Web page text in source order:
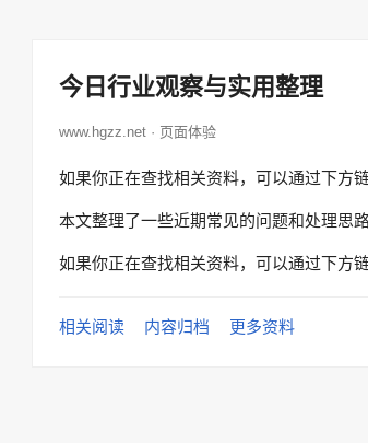
今日行业观察与实用整理
www.hgzz.net · 页面体验
如果你正在查找相关资料，可以通过下方
本文整理了一些近期常见的问题和处理思
如果你正在查找相关资料，可以通过下方
相关阅读 内容归档 更多资料